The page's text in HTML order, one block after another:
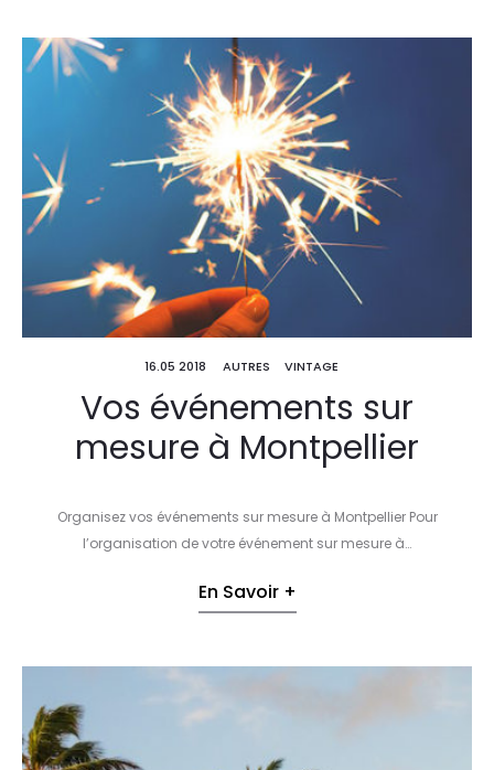
16.05 2018 AUTRES VINTAGE
Vos événements sur
mesure à Montpellier
Organisez vos événements sur mesure à Montpellier Pour
l’organisation de votre événement sur mesure à…
En Savoir +